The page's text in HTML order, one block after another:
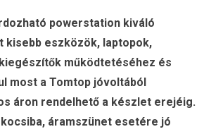
powerstation kiváló
eszközök, laptopok,
működtetéséhez és
most a Tomtop jóvoltából
áron rendelhető a készlet erejéig.
áramszünet esetére jó